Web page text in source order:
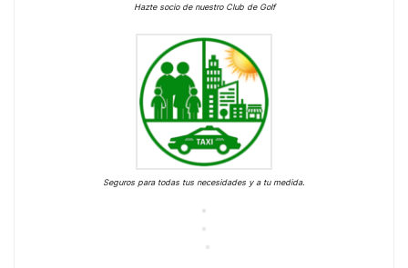
Hazte socio de nuestro Club de Golf
Seguros para todas tus necesidades y a tu medida.